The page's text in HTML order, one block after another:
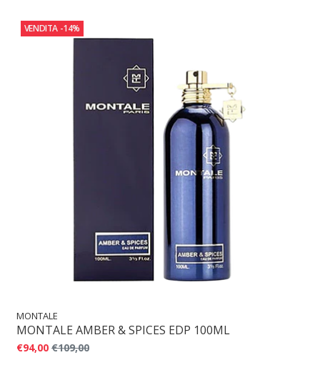
VENDITA -14%
MONTALE
MONTALE AMBER & SPICES EDP 100ML
€94,00 €109,00